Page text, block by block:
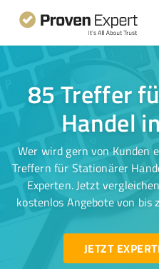
85 Treffer
Handel
Wer wird gern von Kunden
Treffern für Stationärer
Experten. Jetzt
kostenlos Angebote von
JETZT